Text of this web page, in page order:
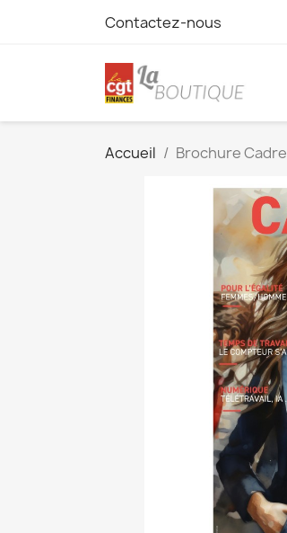
Contactez-nous
Accueil Brochure